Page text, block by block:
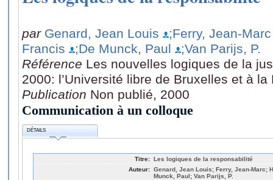
par Genard, Jean Louis
;Ferry, Jean-Marc
Francis
;De Munck, Paul
;Van Parijs, P.
Référence Les nouvelles logiques de la
2000: l’Université libre de Bruxelles et à
Publication Non publié, 2000
Communication à un colloque
DÉTAILS
Titre: Les logiques de la responsabilité
Auteur: Genard, Jean Louis; Ferry, Jean-Marc;
Munck, Paul; Van Parijs, P.